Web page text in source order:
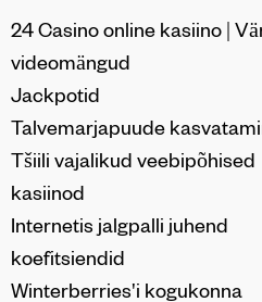
24 Casino online kasiino |
videomängud
Jackpotid
Talvemarjapuude
Tšiili vajalikud veebipõhised
kasiinod
Internetis jalgpalli juhend
koefitsiendid
Winterberries'i kogukonna